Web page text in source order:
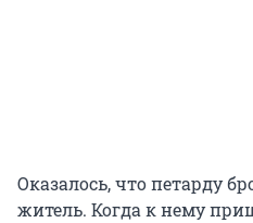
Оказалось, что петарду
житель. Когда к нему